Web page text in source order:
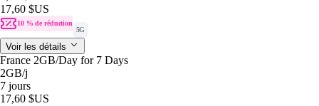
17,60 $US
10 % de réduction
5G
Voir les détails
France 2GB/Day for 7 Days
2GB/j
7 jours
17,60 $US